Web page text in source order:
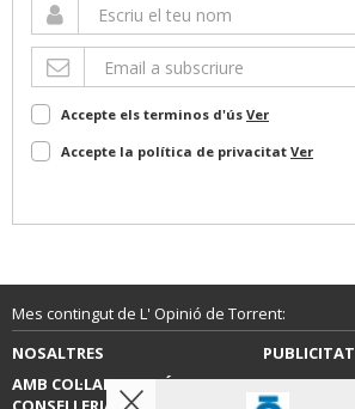
Accepte els terminos d'ús Ver
Accepte la política de privacitat Ver
Mes contingut de L' Opinió de Torrent:
NOSALTRES
PUBLICITAT
AMB COL·LABORACIÓ DE LA
CONTACTE